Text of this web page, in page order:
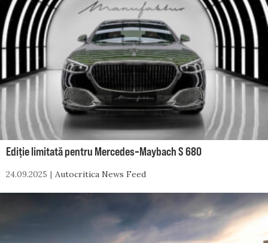
Ediție limitată pentru Mercedes‑Maybach S 680
24.09.2025 Autocritica News Feed